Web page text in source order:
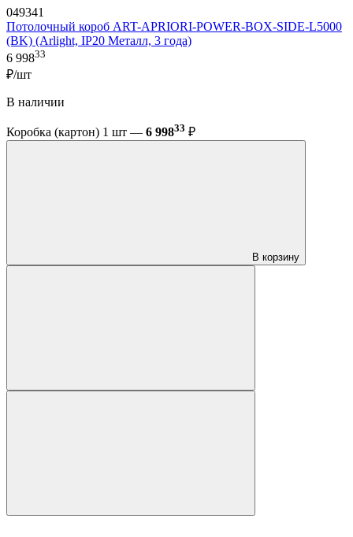
049341
Потолочный короб ART-APRIORI-POWER-BOX-SIDE-L5000
(BK) (Arlight, IP20 Металл, 3 года)
6 99833
₽/шт
В наличии
Коробка (картон) 1 шт — 6 99833 ₽
В корзину